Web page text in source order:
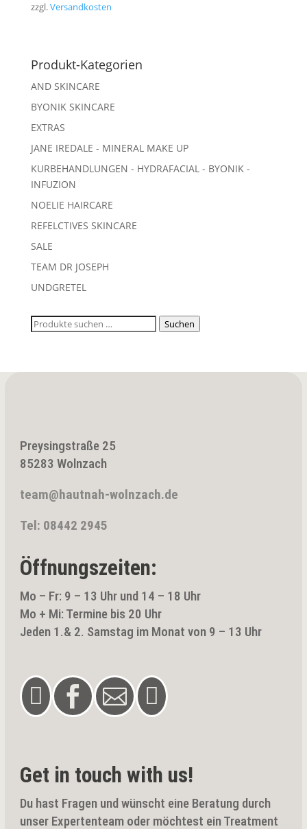
zzgl.Versandkosten
Produkt-Kategorien
AND SKINCARE
BYONIK SKINCARE
EXTRAS
JANE IREDALE - MINERAL MAKE UP
KURBEHANDLUNGEN - HYDRAFACIAL - BYONIK -
INFUZION
NOELIE HAIRCARE
REFELCTIVES SKINCARE
SALE
TEAM DR JOSEPH
UNDGRETEL
Suchen
Suchen
Preysingstraße 25
85283 Wolnzach
team@hautnah-wolnzach.de
Tel: 08442 2945
Öffnungszeiten:
Mo – Fr: 9 – 13 Uhr und 14 – 18 Uhr
Mo + Mi: Termine bis 20 Uhr
Jeden 1.& 2. Samstag im Monat von 9 – 13 Uhr
   
Get in touch with us!
Du hast Fragen und wünscht eine Beratung durch
unser Expertenteam oder möchtest ein Treatment